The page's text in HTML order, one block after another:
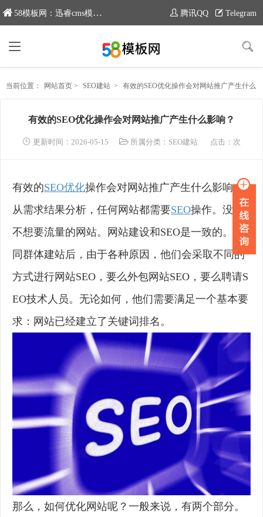
58模板网：迅睿cms模板专业分享平台，新域名：www.moban58.com 腾讯QQ Telegram
当前位置： 网站首页 > SEO建站 > 有效的SEO优化操作会对网站推广产生什么影响？
有效的SEO优化操作会对网站推广产生什么影响？
更新时间：2026-05-15 所属分类： SEO建站 点击： 次
有效的SEO优化操作会对网站推广产生什么影响？
从需求结果分析，任何网站都需要SEO操作。没有
不想要流量的网站。网站建设和SEO是一致的。不
同群体建站后，由于各种原因，他们会采取不同的
方式进行网站SEO，要么外包网站SEO，要么聘请S
EO技术人员。无论如何，他们需要满足一个基本要
求：网站已经建立了关键词排名。
那么，如何优化网站呢？一般来说，有两个部分。